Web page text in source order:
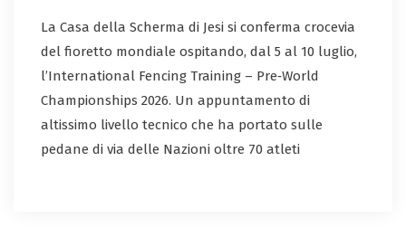
La Casa della Scherma di Jesi si conferma crocevia
del fioretto mondiale ospitando, dal 5 al 10 luglio,
l’International Fencing Training – Pre‑World
Championships 2026. Un appuntamento di
altissimo livello tecnico che ha portato sulle
pedane di via delle Nazioni oltre 70 atleti